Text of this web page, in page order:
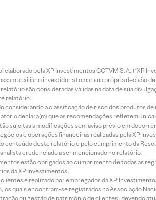
elaborado pela XP Investimentos CCTVM S.A. (“XP
auxiliar o investidor a tomar sua própria decisão
são consideradas válidas na data de sua
relatório.
considerando a classificação de risco dos produtos
declara(m) que as recomendações refletem
sujeitas a modificações sem aviso prévio em
e operações financeiras realizadas pela XP
conteúdo deste relatório e pelo cumprimento da
credenciado a ser mencionado no relatório.
estão obrigados ao cumprimento de todas as
da XP Investimentos.
é realizado por empregados da XP
os quais encontram-se registrados na Associação
ou gestão de patrimônio de clientes, devendo